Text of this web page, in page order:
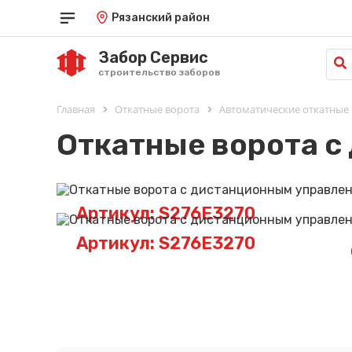
Рязанский район
Забор Сервис
строительство заборов
Главная Откатные ворота Автоматические откатные
Откатные ворота
Артикул: S276E3270
Артикул: S276E3270